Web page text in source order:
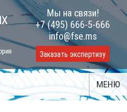
Мы на связи!
+7 (495) 666-5-666
info@fse.ms
Заказать экспертизу
МЕНЮ